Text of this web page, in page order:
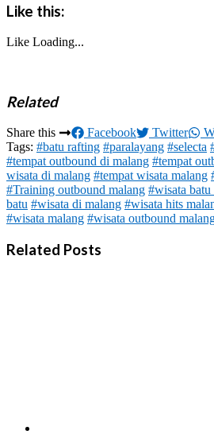
Like this:
Like Loading...
Related
Share this Facebook Twitter
Tags: #batu rafting #paralayang #selecta
#tempat outbound di malang #tempat
wisata di malang #tempat wisata malang
#Training outbound malang #wisata batu
batu #wisata di malang #wisata hits
#wisata malang #wisata outbound
Related Posts